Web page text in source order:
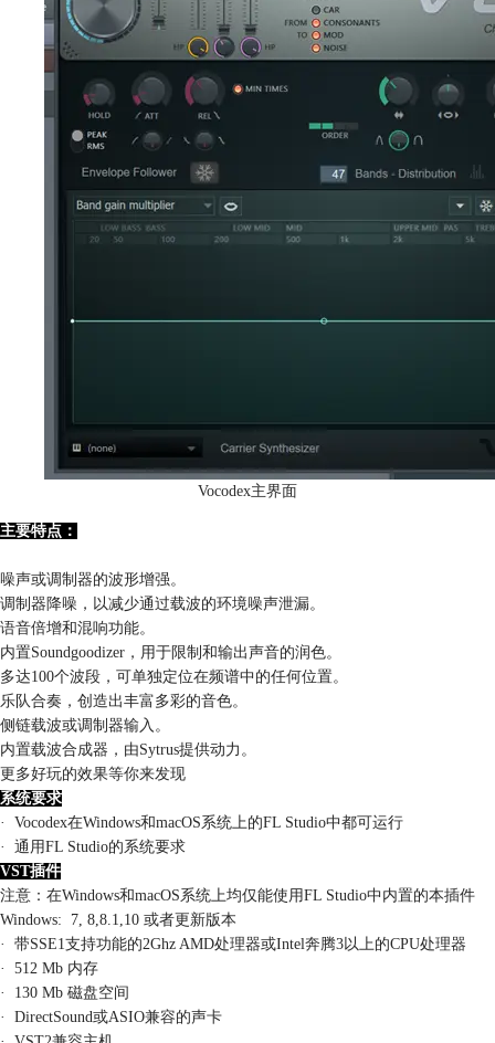
Vocodex主界面
主要特点：
噪声或调制器的波形增强。
调制器降噪，以减少通过载波的环境噪声泄漏。
语音倍增和混响功能。
内置Soundgoodizer，用于限制和输出声音的润色。
多达100个波段，可单独定位在频谱中的任何位置。
乐队合奏，创造出丰富多彩的音色。
侧链载波或调制器输入。
内置载波合成器，由Sytrus提供动力。
更多好玩的效果等你来发现
系统要求
· Vocodex在Windows和macOS系统上的FL Studio中都可运行
· 通用FL Studio的系统要求
VST插件
注意：在Windows和macOS系统上均仅能使用FL Studio中内置的本插件
Windows: 7, 8,8.1,10 或者更新版本
· 带SSE1支持功能的2Ghz AMD处理器或Intel奔腾3以上的CPU处理器
· 512 Mb 内存
· 130 Mb 磁盘空间
· DirectSound或ASIO兼容的声卡